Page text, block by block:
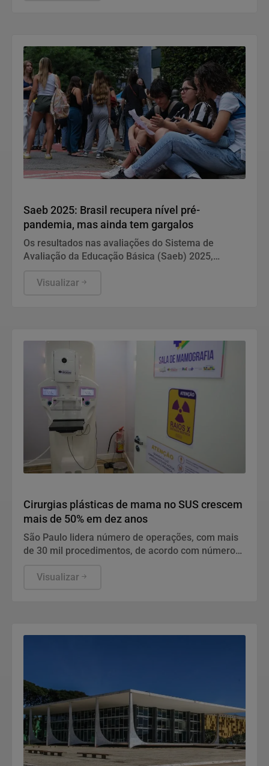
Saeb 2025: Brasil recupera nível pré-
pandemia, mas ainda tem gargalos
Os resultados nas avaliações do Sistema de
Avaliação da Educação Básica (Saeb) 2025,
Educação (MEC), em Brasília, mostram que, apesar
Visualizar
Cirurgias plásticas de mama no SUS crescem
mais de 50% em dez anos
São Paulo lidera número de operações, com mais
de 30 mil procedimentos, de acordo com números
Visualizar